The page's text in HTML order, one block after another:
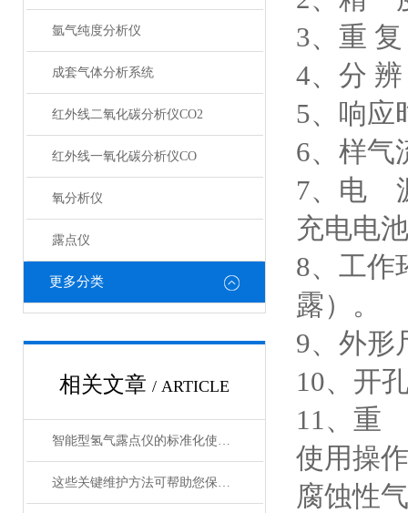
氩气纯度分析仪
成套气体分析系统
红外线二氧化碳分析仪CO2
红外线一氧化碳分析仪CO
氧分析仪
露点仪
更多分类
相关文章 / ARTICLE
智能型氢气露点仪的标准化使用流程分享
这些关键维护方法可帮助您保持智能型氢气露点仪良好状态
3、重
4、分
5、响应
6、样气
7、电
充电电
8、工作
露）。
9、外形
10、开
11、重
使用操
腐蚀性